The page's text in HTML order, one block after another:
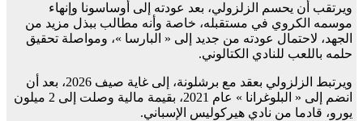
ويرتقب أن يحسم الزلزولي، بعد عودته إلى أوساسونا وإنهاء
موسمه الكروي في مستقبله، خاصة وأنه مطالب ببذل مزيد من
الجهد، لاحتمال عودته من جديد إلى « البارسا »، ومواصلة تحقيق
حلمه باللعب للنادي الكتالوني.
ويرتبط الزلزولي بعقد مع برشلونة، إلى غاية صيف 2026، بعد أن
انضم إلى « البلوغرانا » عام 2021، بقيمة مالية وصلت إلى 2 ميلون
يورو، قادما من نادي هيركوليس الإسباني.